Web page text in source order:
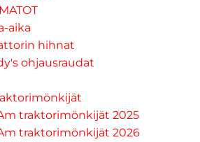
aika
hihnat
ohjausraudat
traktorimönkijät 2025
traktorimönkijät 2026